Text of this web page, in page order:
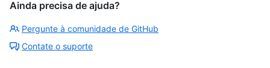
Ainda precisa de ajuda?
Pergunte à comunidade de GitHub
Contate o suporte